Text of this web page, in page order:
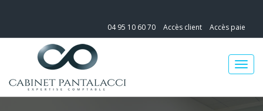
04 95 10 60 70 Accès client Accès paie